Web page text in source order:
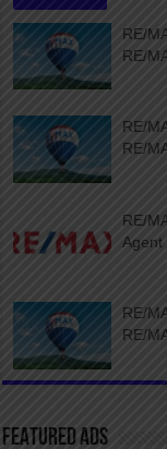
RE/
RE/
RE/
RE/
RE/
Agent
RE/
RE/
FEATURED ADS